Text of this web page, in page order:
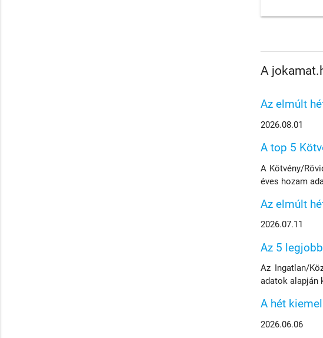
A
Az elmúlt
2026.08.01
A top 5
A Kötvény/
éves hozam
Az elmúlt
2026.07.11
Az 5
Az Ingatlan/
adatok alapján
A hét
2026.06.06